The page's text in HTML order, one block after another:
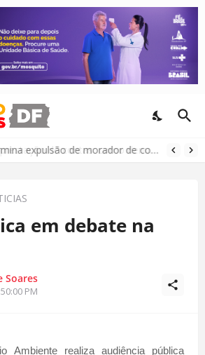
Justiça do DF determina expulsão de morador de condomínio por comportamento antissocial
em debate na
Soares
PM
Ambiente realiza audiência pública